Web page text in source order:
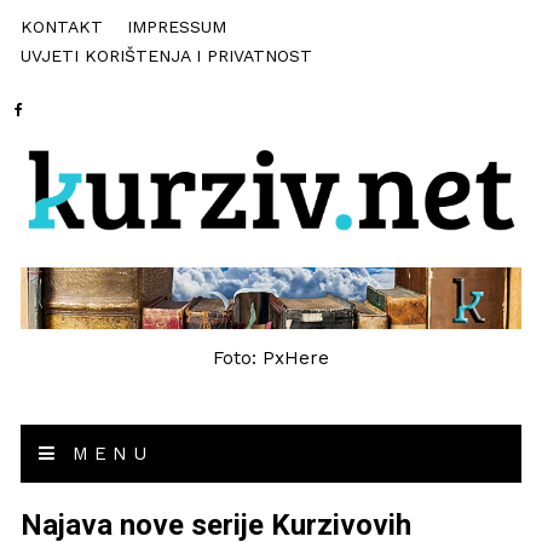
KONTAKT
IMPRESSUM
UVJETI KORIŠTENJA I PRIVATNOST
Foto: PxHere
MENU
Najava nove serije Kurzivovih